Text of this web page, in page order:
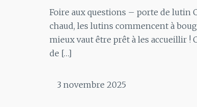
Foire aux questions – porte de lutin
chaud, les lutins commencent à
mieux vaut être prêt à les accueillir !
de […]
3 novembre 2025